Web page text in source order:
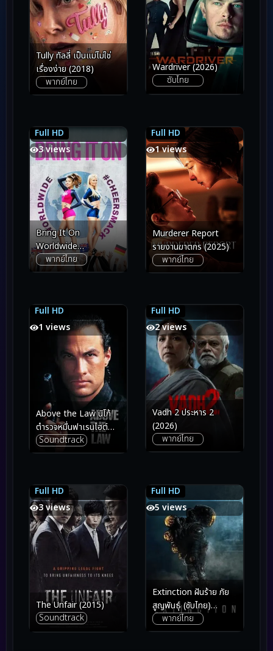
Tully ทัลลี่ เป็นแม่ไม่ใช่
เรื่องง่าย (2018)
พากย์ไทย
Wardriver (2026)
ซับไทย
Full HD
6.2
3 views
6.2
Bring It On
Worldwide
#Cheersmack สาว
เชียร์เท้าไฟ หัวใจวี้ดบึ้ม
พากย์ไทย
Full HD
7.7
1 views
7.7
Murderer Report
รายงานฆาตกร (2025)
พากย์ไทย
Full HD
6.5
1 views
6.5
Above the Law นิโก้
ตำรวจหมื่นฟาเรนไฮต์
(1988)
Soundtrack
Full HD
5.0
2 views
5.0
Vadh 2 ประหาร 2
(2026)
พากย์ไทย
Full HD
7.8
3 views
7.8
The Unfair (2015)
Soundtrack
Full HD
6.0
5 views
6.0
Extinction ฝันร้าย ภัย
สูญพันธุ์ (ซับไทย)
(2018)
พากย์ไทย